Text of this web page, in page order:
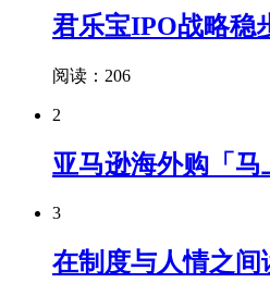
君乐宝IPO战略稳
阅读：206
2
亚马逊海外购「
3
在制度与人情之